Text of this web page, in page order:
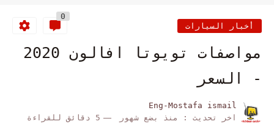
أخبار السيارات
0
مواصفات تويوتا افالون 2020
- السعر
Eng-Mostafa ismail
اخر تحديث :
منذ بضع شهور 5 دقائق للقراءة